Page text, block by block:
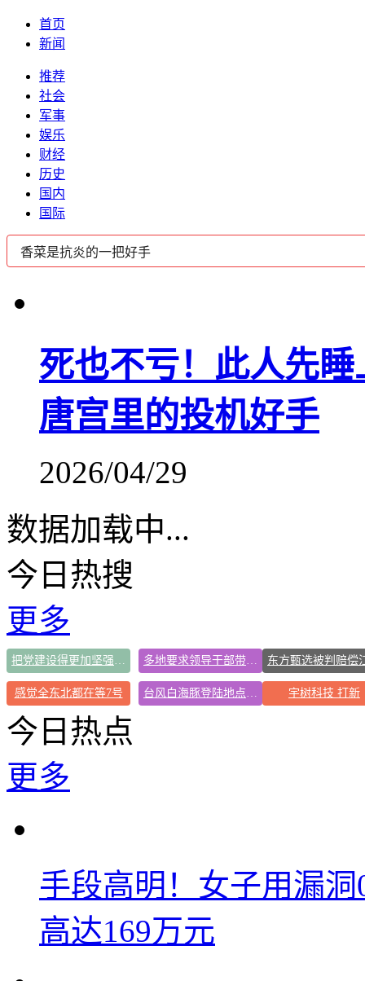
首页
新闻
推荐
社会
军事
娱乐
财经
历史
国内
国际
死也不亏！此人先
唐宫里的投机好手
2026/04/29
数据加载中...
今日热搜
更多
感觉全东北都在等7号 宇树科技 打新
今日热点
更多
手段高明！女子用漏
高达169万元